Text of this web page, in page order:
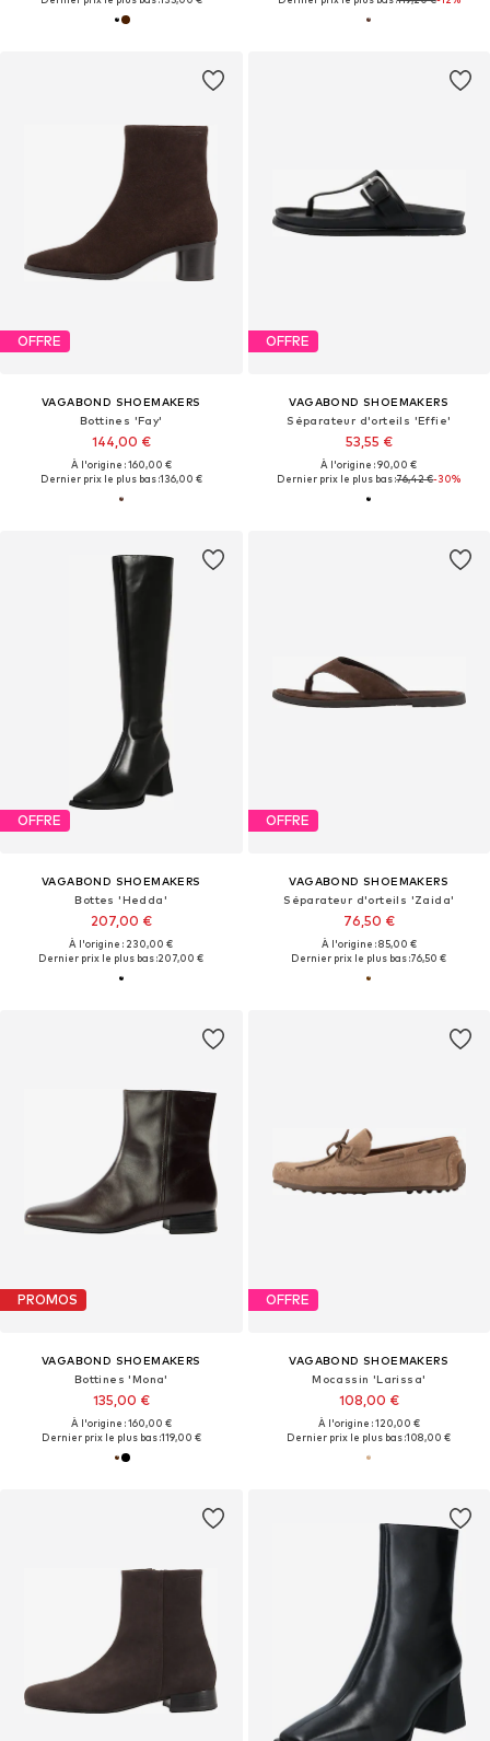
OFFRE
VAGABOND SHOEMAKERS
Bottines 'Fay'
144,00 €
À l'origine : 160,00 €
Dernier prix le plus bas :136,00 €
OFFRE
VAGABOND SHOEMAKERS
Séparateur d'orteils 'Effie'
53,55 €
À l'origine : 90,00 €
Dernier prix le plus bas :76,42 €-30%
OFFRE
VAGABOND SHOEMAKERS
Bottes 'Hedda'
207,00 €
À l'origine : 230,00 €
Dernier prix le plus bas :207,00 €
OFFRE
VAGABOND SHOEMAKERS
Séparateur d'orteils 'Zaida'
76,50 €
À l'origine : 85,00 €
Dernier prix le plus bas :76,50 €
PROMOS
VAGABOND SHOEMAKERS
Bottines 'Mona'
135,00 €
À l'origine : 160,00 €
Dernier prix le plus bas :119,00 €
OFFRE
VAGABOND SHOEMAKERS
Mocassin 'Larissa'
108,00 €
À l'origine : 120,00 €
Dernier prix le plus bas :108,00 €